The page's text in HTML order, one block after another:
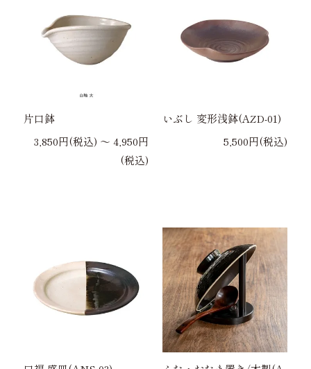
片口鉢
3,850円(税込) 〜 4,950円
(税込)
いぶし 変形浅鉢(AZD-01)
5,500円(税込)